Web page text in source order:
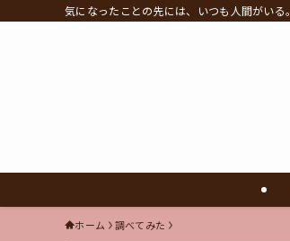
気になったことの先には、いつも人間がいる。
ホーム 調べてみた